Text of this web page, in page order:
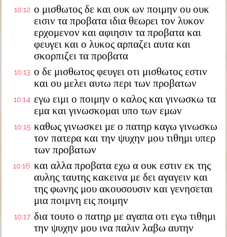
10:12 ο μισθωτος δε και ουκ ων ποιμην ου ουκ
εισιν τα προβατα ιδια θεωρει τον λυκον
ερχομενον και αφιησιν τα προβατα και
φευγει και ο λυκος αρπαζει αυτα και
σκορπιζει τα προβατα
10:13 ο δε μισθωτος φευγει οτι μισθωτος εστιν
και ου μελει αυτω περι των προβατων
10:14 εγω ειμι ο ποιμην ο καλος και γινωσκω τα
εμα και γινωσκομαι υπο των εμων
10:15 καθως γινωσκει με ο πατηρ καγω γινωσκω
τον πατερα και την ψυχην μου τιθημι υπερ
των προβατων
10:16 και αλλα προβατα εχω α ουκ εστιν εκ της
αυλης ταυτης κακεινα με δει αγαγειν και
της φωνης μου ακουσουσιν και γενησεται
μια ποιμνη εις ποιμην
10:17 δια τουτο ο πατηρ με αγαπα οτι εγω τιθημι
την ψυχην μου ινα παλιν λαβω αυτην